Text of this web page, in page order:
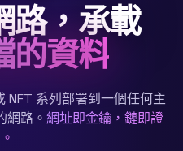
路，承載
的資料
NFT 系列部署到一個任何主
網路。 網址即金鑰，鏈即證